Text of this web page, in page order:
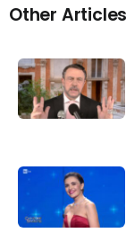
Other Articles